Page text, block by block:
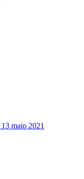
13 maio 2021